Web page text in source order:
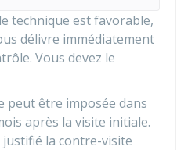
technique est favorable,
délivre immédiatement
Vous devez le
peut être imposée dans
après la visite initiale.
la contre-visite